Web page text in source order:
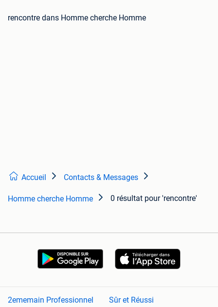
rencontre dans Homme cherche Homme
Accueil Contacts & Messages
Homme cherche Homme 0 résultat pour 'rencontre'
2ememain Professionnel
Sûr et Réussi